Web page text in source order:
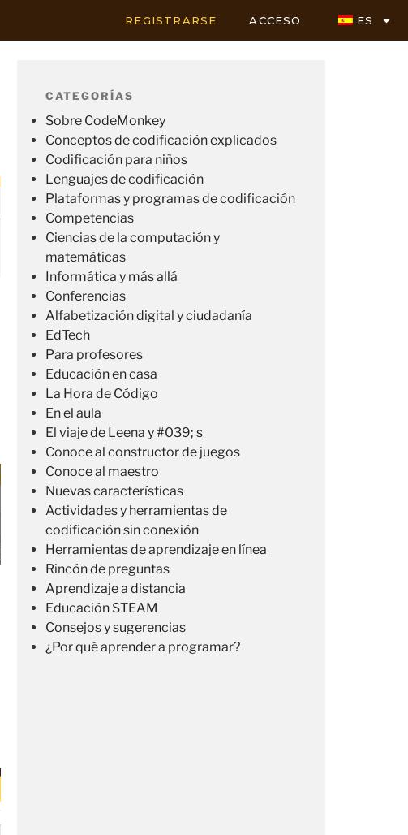
REGISTRARSE ACCESO ES
CATEGORÍAS
Sobre CodeMonkey
Conceptos de codificación explicados
Codificación para niños
Lenguajes de codificación
Plataformas y programas de codificación
Competencias
Ciencias de la computación y
matemáticas
Informática y más allá
Conferencias
Alfabetización digital y ciudadanía
EdTech
Para profesores
Educación en casa
La Hora de Código
En el aula
El viaje de Leena y #039; s
Conoce al constructor de juegos
Conoce al maestro
Nuevas características
Actividades y herramientas de
codificación sin conexión
Herramientas de aprendizaje en línea
Rincón de preguntas
Aprendizaje a distancia
Educación STEAM
Consejos y sugerencias
¿Por qué aprender a programar?